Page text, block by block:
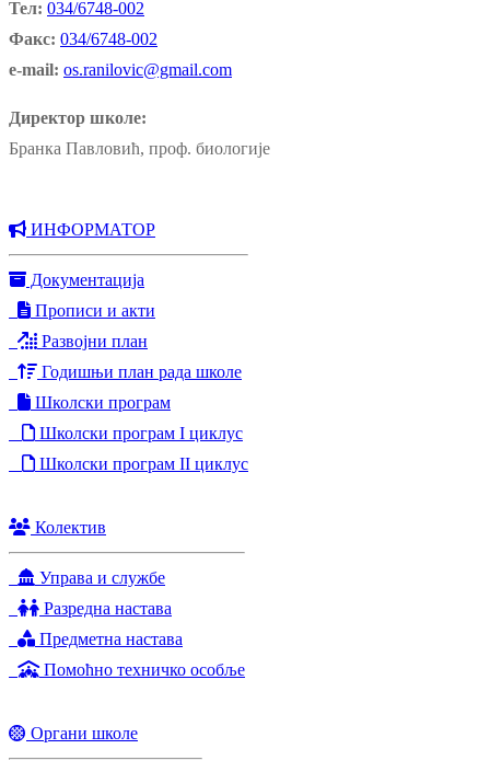
Тел: 034/6748-002
Факс: 034/6748-002
e-mail: os.ranilovic@gmail.com
Директор школе:
Бранка Павловић, проф. биологије
ИНФОРМАТОР
Документација
Прописи и акти
Развојни план
Годишњи план рада школе
Школски програм
Школски програм I циклус
Школски програм II циклус
Колектив
Управа и службе
Разредна настава
Предметна настава
Помоћно техничко особље
Органи школе